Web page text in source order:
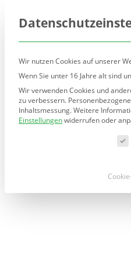
Wir nutzen Cookies auf unserer
Wenn Sie unter 16 Jahre alt sind
Wir verwenden Cookies und
zu verbessern.
Inhaltsmessung.Weitere
Einstellungenwiderrufen oder
Es folgt eine Liste der